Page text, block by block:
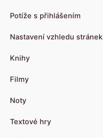
Potíže s přihlášením
Nastavení vzhledu stránek
Knihy
Filmy
Noty
Textové hry